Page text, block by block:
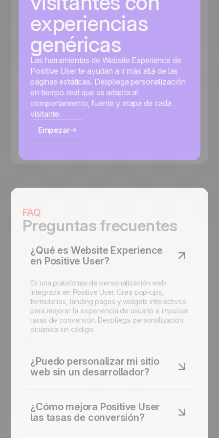
experiencias
genéricas
Las herramientas de Website Experience de
Positive User te ayudan a ir más allá de las
páginas estáticas. Despliega personalización
en tiempo real que se adapta al
comportamiento, fuente y etapa de cada
visitante.
Empezar
FAQ
Preguntas frecuentes
¿Qué es Website Experience
en Positive User?
Es una plataforma de personalización web
integrada en Positive User. Crea pop-ups,
formularios, landing pages y widgets interactivos
para mejorar la experiencia de usuario e impulsar
tasas de conversión. Despliega personalización
dinámica sin código.
¿Puedo personalizar mi sitio
web sin un desarrollador?
para crear pop-ups de marketing, landing pages
y widgets personalizados. Modifica contenido,
activa mensajes contextuales y despliega
¿Cómo mejora Positive User
las tasas de conversión?